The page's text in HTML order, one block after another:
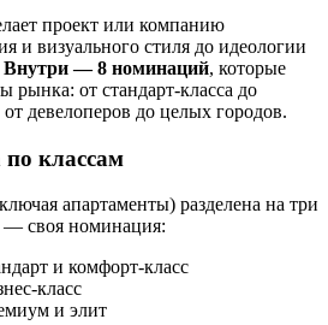
проект или компанию
и визуального стиля до идеологии
Внутри — 8 номинаций, которые
рынка: от стандарт-класса до
девелоперов до целых городов.
по классам
апартаменты) разделена на три
— своя номинация:
и комфорт-класс
класс
и элит